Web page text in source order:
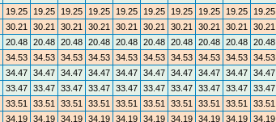
19.25 19.25 19.25 19.25 19.25 19.25 19.25 19.25 19.25 19.25
30.21 30.21 30.21 30.21 30.21 30.21 30.21 30.21 30.21 30.21
20.48 20.48 20.48 20.48 20.48 20.48 20.48 20.48 20.48 20.48
34.53 34.53 34.53 34.53 34.53 34.53 34.53 34.53 34.53 34.53
34.47 34.47 34.47 34.47 34.47 34.47 34.47 34.47 34.47 34.47
33.47 33.47 33.47 33.47 33.47 33.47 33.47 33.47 33.47 33.47
33.51 33.51 33.51 33.51 33.51 33.51 33.51 33.51 33.51 33.51
34.19 34.19 34.19 34.19 34.19 34.19 34.19 34.19 34.19 34.19